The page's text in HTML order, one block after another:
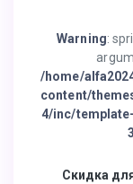
Warning:
/home/
content/
4/inc/
Скидка